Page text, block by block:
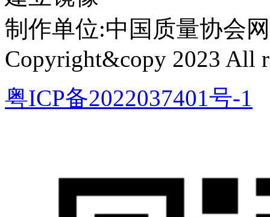
制作单位:中国质量协会
Copyright&copy 2023 All
粤ICP备2022037401号-1